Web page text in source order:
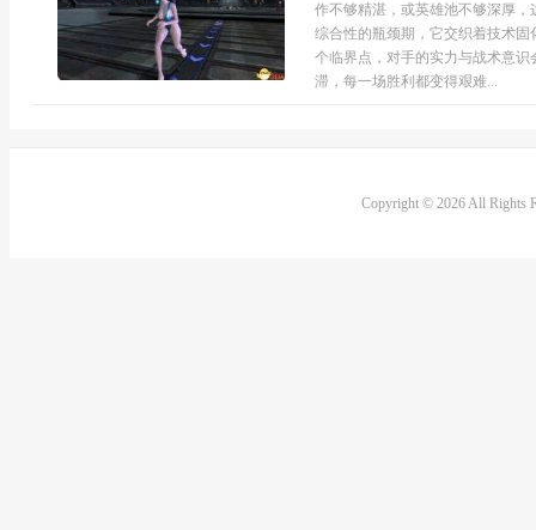
作不够精湛，或英雄池不够深厚
综合性的瓶颈期，它交织着技术
个临界点，对手的实力与战术意
滞，每一场胜利都变得艰难...
Copyright © 2026 All Rights